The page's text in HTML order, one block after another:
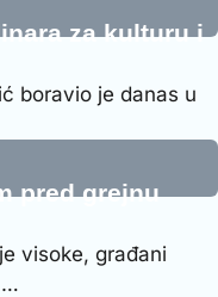
za kulturu i
boravio je danas u
pred grejnu
visoke, građani
…